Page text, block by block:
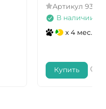
Артикул
В наличии
x 4 мес.
Купить